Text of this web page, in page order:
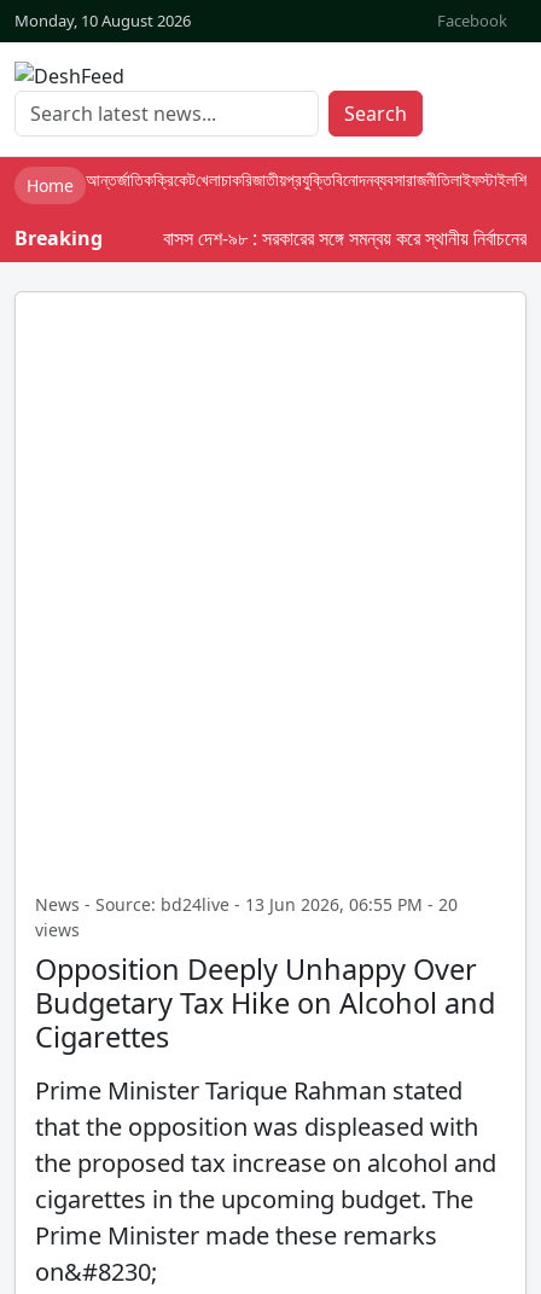
Monday, 10 August 2026 Facebook
Search
Home আন্তর্জাতিকক্রিকেটখেলাচাকরিজাতীয়প্রযুক্তিবিনোদনব্যবসারাজনীতিলাইফস্টাইলশিক্ষা
Breaking বাসস দেশ-৯৮ : সরকারের সঙ্গে সমন্বয় করে স্থানীয় নির্বাচনের
News - Source: bd24live - 13 Jun 2026, 06:55 PM - 20
views
Opposition Deeply Unhappy Over
Budgetary Tax Hike on Alcohol and
Cigarettes
Prime Minister Tarique Rahman stated
that the opposition was displeased with
the proposed tax increase on alcohol and
cigarettes in the upcoming budget. The
Prime Minister made these remarks
on&#8230;